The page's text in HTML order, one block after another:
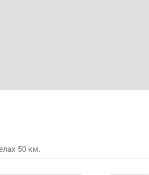
50 км.